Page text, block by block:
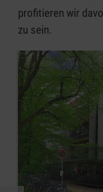
profitieren wir
zu sein.